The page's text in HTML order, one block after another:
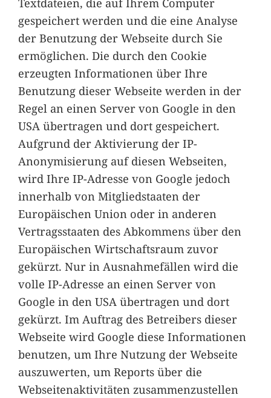
gespeichert werden und die eine Analyse
der Benutzung der Webseite durch Sie
ermöglichen. Die durch den Cookie
erzeugten Informationen über Ihre
Benutzung dieser Webseite werden in der
Regel an einen Server von Google in den
USA übertragen und dort gespeichert.
Aufgrund der Aktivierung der IP-
Anonymisierung auf diesen Webseiten,
wird Ihre IP-Adresse von Google jedoch
innerhalb von Mitgliedstaaten der
Europäischen Union oder in anderen
Vertragsstaaten des Abkommens über den
Europäischen Wirtschaftsraum zuvor
gekürzt. Nur in Ausnahmefällen wird die
volle IP-Adresse an einen Server von
Google in den USA übertragen und dort
gekürzt. Im Auftrag des Betreibers dieser
Webseite wird Google diese Informationen
benutzen, um Ihre Nutzung der Webseite
auszuwerten, um Reports über die
Webseitenaktivitäten zusammenzustellen